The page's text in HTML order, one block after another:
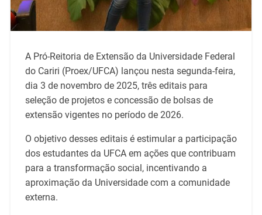
A Pró-Reitoria de Extensão da Universidade Federal
do Cariri (Proex/UFCA) lançou nesta segunda-feira,
dia 3 de novembro de 2025, três editais para
seleção de projetos e concessão de bolsas de
extensão vigentes no período de 2026.
O objetivo desses editais é estimular a participação
dos estudantes da UFCA em ações que contribuam
para a transformação social, incentivando a
aproximação da Universidade com a comunidade
externa.